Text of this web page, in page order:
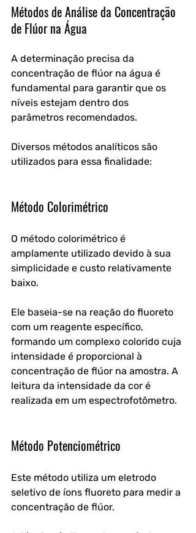
Métodos de Análise da Concentração
de Flúor na Água
A determinação precisa da
concentração de flúor na água é
fundamental para garantir que os
níveis estejam dentro dos
parâmetros recomendados.
Diversos métodos analíticos são
utilizados para essa finalidade:
Método Colorimétrico
O método colorimétrico é
amplamente utilizado devido à sua
simplicidade e custo relativamente
baixo.
Ele baseia-se na reação do fluoreto
com um reagente específico,
formando um complexo colorido cuja
intensidade é proporcional à
concentração de flúor na amostra. A
leitura da intensidade da cor é
realizada em um espectrofotômetro.
Método Potenciométrico
Este método utiliza um eletrodo
seletivo de íons fluoreto para medir a
concentração de flúor.